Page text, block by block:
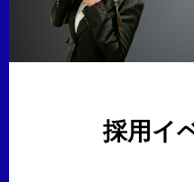
採用イ